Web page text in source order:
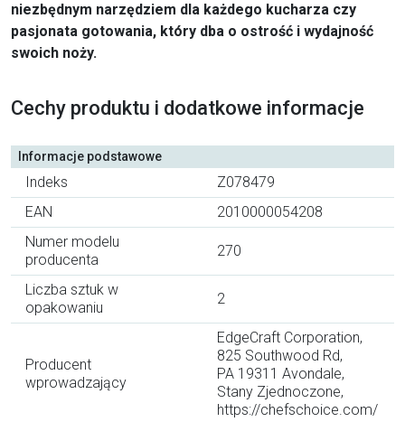
niezbędnym narzędziem dla każdego kucharza czy
pasjonata gotowania, który dba o ostrość i wydajność
swoich noży.
Cechy produktu i dodatkowe informacje
Informacje podstawowe
Indeks
Z078479
EAN
2010000054208
Numer modelu
producenta
270
Liczba sztuk w
opakowaniu
2
Producent
wprowadzający
EdgeCraft Corporation,
825 Southwood Rd,
PA 19311 Avondale,
Stany Zjednoczone,
https://chefschoice.com/